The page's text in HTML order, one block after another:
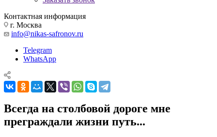
Контактная информация
г. Москва
info@nikas-safronov.ru
Telegram
WhatsApp
Всегда на столбовой дороге мне
преграждали жизни путь...